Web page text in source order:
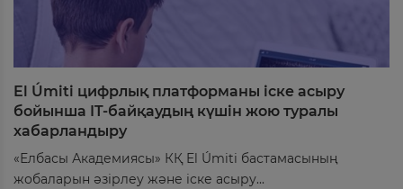
El Úmiti цифрлық платформаны іске асыру
бойынша IT-байқаудың күшін жою туралы
хабарландыру
«Елбасы Академиясы» КҚ El Úmiti бастамасының
жобаларын әзірлеу және іске асыру...